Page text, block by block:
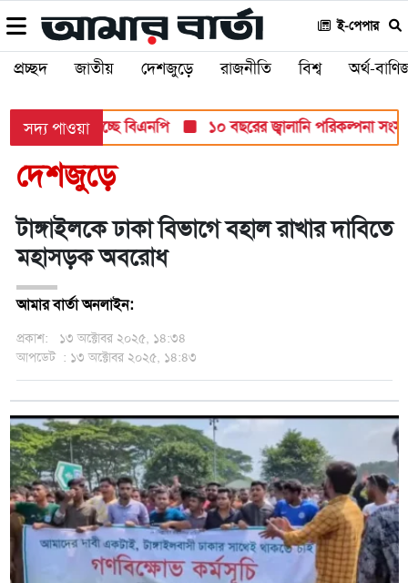
ই-পেপার
প্রচ্ছদ জাতীয় দেশজুড়ে রাজনীতি বিশ্ব অর্থ-
সদ্য পাওয়া
মনোনয়ন দিচ্ছে বিএনপি ১০ বছরের জ্বালানি পরিকল্পনা সংসদে
দেশজুড়ে
টাঙ্গাইলকে ঢাকা বিভাগে বহাল রাখার দাবিতে
মহাসড়ক অবরোধ
আমার বার্তা অনলাইন:
প্রকাশ:
১৩ অক্টোবর ২০২৫, ১৪:৩৪
আপডেট : ১৩ অক্টোবর ২০২৫, ১৪:৪৩